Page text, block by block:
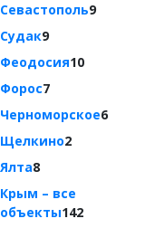
Севастополь9
Судак9
Феодосия10
Форос7
Черноморское6
Щелкино2
Ялта8
Крым – все
объекты142